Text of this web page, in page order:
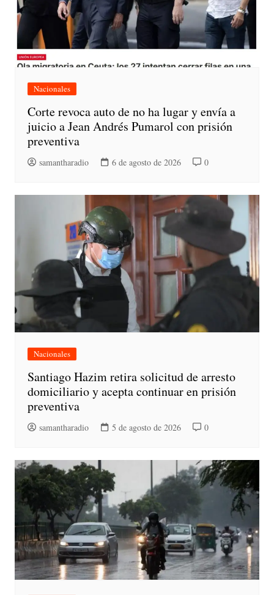
Nacionales
Corte revoca auto de no ha lugar y envía a
juicio a Jean Andrés Pumarol con prisión
preventiva
samantharadio 6 de agosto de 2026 0
Nacionales
Santiago Hazim retira solicitud de arresto
domiciliario y acepta continuar en prisión
preventiva
samantharadio 5 de agosto de 2026 0